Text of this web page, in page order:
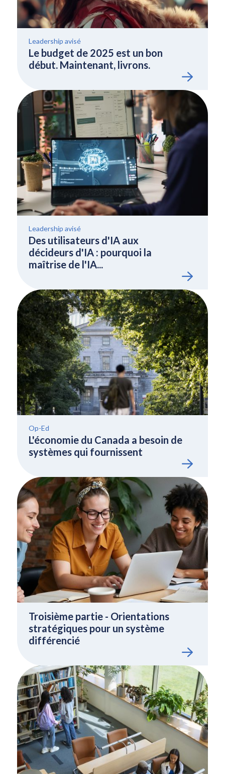
Leadership avisé
Le budget de 2025 est un bon
début. Maintenant, livrons.
Leadership avisé
Des utilisateurs d'IA aux
décideurs d'IA : pourquoi la
maîtrise de l'IA...
Op-Ed
L'économie du Canada a besoin de
systèmes qui fournissent
Troisième partie - Orientations
stratégiques pour un système
différencié